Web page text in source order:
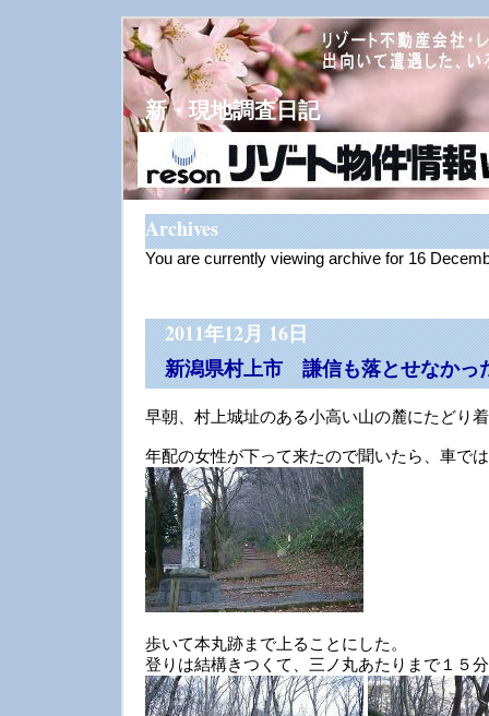
新・現地調査日記
Archives
You are currently viewing archive for 16
2011年12月 16日
新潟県村上市 謙信も落とせなかっ
早朝、村上城址のある小高い山の麓にたどり
年配の女性が下って来たので聞いたら、車で
歩いて本丸跡まで上ることにした。
登りは結構きつくて、三ノ丸あたりまで１５